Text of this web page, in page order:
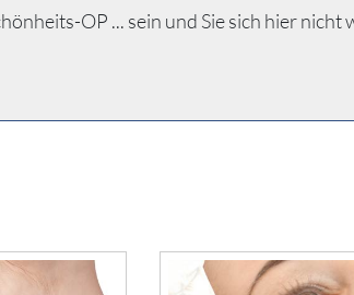
OP ... sein und Sie sich hier nicht